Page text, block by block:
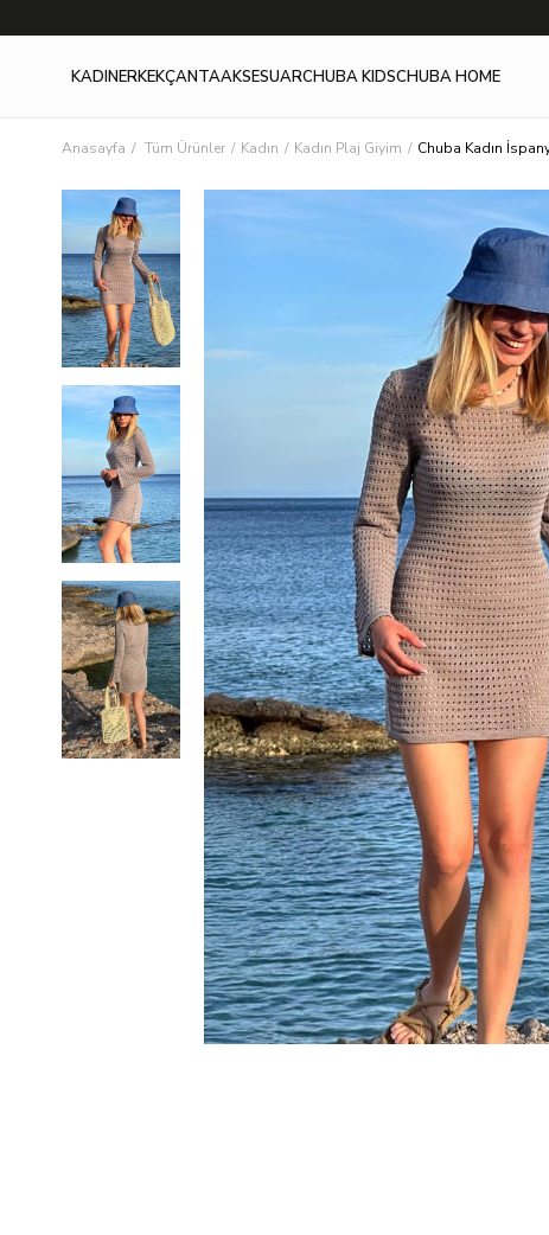
KADINERKEKÇANTAAKSESUARCHUBA KIDSCHUBA HOME
Anasayfa Tüm Ürünler Kadın Kadın Plaj Giyim Chuba Kadın